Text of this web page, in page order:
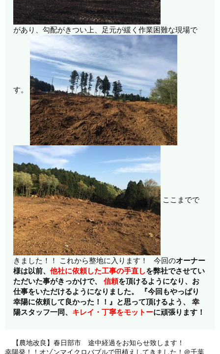
があり、勾配がきつい上、足元が緩く作業困難な現場で
す。
ここまでで
きました！！ これから整地に入ります！ 今回のオーナー
様は以前、他社に依頼した工事の手直しを弊社でさせてい
ただいた事がきっかけで、
信頼を頂けるようになり、お
仕事をいただけるようになりました。
『今回もやっぱり
幸陽に依頼して良かった！！』 と思って頂けるよう、
幸
陽スタッフ一同、 キレイ・丁寧をモットーに頑張ります！
【農地改良】春日部市 途中経過をお知らせ致します！
幸陽発！！オゾンマイクロバブルで田植えしてきました！＠千葉